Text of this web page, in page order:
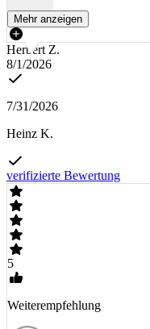
Mehr anzeigen
Herbert Z.
8/1/2026
7/31/2026
Heinz K.
verifizierte Bewertung
5
Weiterempfehlung